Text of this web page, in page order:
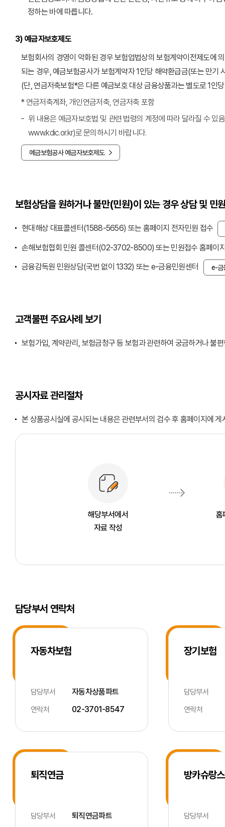
정하는 바에 따릅니다.
3) 예금자보호제도
보험회사의 경영이 악화된 경우 보험업법상의 보험계약이전제도에
되는 경우, 예금보험공사가 보험계약자 1인당 해약환급금(또는 만기
(단, 연금저축보험*은 다른 예금보호 대상 금융상품과는 별도로 1인
* 연금저축계좌, 개인연금저축, 연금저축 포함
위 내용은 예금자보호법 및 관련 법령의 계정에 따라 달라질 수
www.kdic.or.kr)로 문의하시기 바랍니다.
예금보험공사 예금자보호제도
보험상담을 원하거나 불만(민원)이 있는 경우 상담 및 민
현대해상 대표콜센터(1588-5656) 또는 홈페이지 전자민원 접수
손해보험협회 민원 콜센터(02-3702-8500) 또는 민원접수 홈페이
금융감독원 민원상담(국번 없이 1332) 또는 e-금융민원센터 e-금
고객불편 주요사례 보기
보험가입, 계약관리, 보험금청구 등 보험과 관련하여 궁금하거나 불
공시자료 관리절차
본 상품공시실에 공시되는 내용은 관련부서의 검수 후 홈페이지에 게
해당부서에서
자료 작성
홈
담당부서 연락처
자동차보험
담당부서 자동차상품파트
연락처 02-3701-8547
장기보험
담당부서
연락처
퇴직연금
담당부서 퇴직연금파트
방카슈랑
담당부서